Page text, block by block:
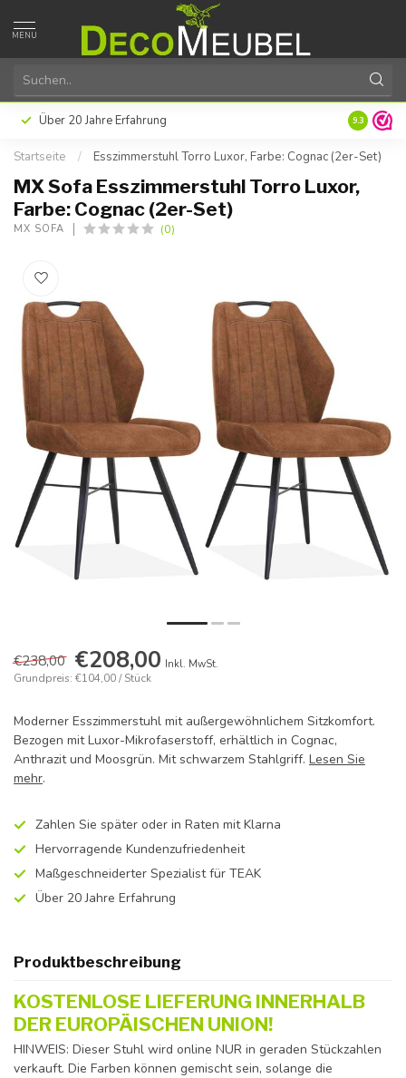
MENU
Sie später oder in Raten mit Klarna Hervorragende
9.3
Startseite / Esszimmerstuhl Torro Luxor, Farbe: Cognac (2er-Set)
MX Sofa Esszimmerstuhl Torro Luxor,
Farbe: Cognac (2er-Set)
MX SOFA (0)
€238,00 €208,00 Inkl. MwSt.
Grundpreis: €104,00 / Stück
Moderner Esszimmerstuhl mit außergewöhnlichem Sitzkomfort.
Bezogen mit Luxor-Mikrofaserstoff, erhältlich in Cognac,
Anthrazit und Moosgrün. Mit schwarzem Stahlgriff. Lesen Sie
mehr.
Zahlen Sie später oder in Raten mit Klarna
Hervorragende Kundenzufriedenheit
Maßgeschneiderter Spezialist für TEAK
Über 20 Jahre Erfahrung
Produktbeschreibung
KOSTENLOSE LIEFERUNG INNERHALB
DER EUROPÄISCHEN UNION!
HINWEIS: Dieser Stuhl wird online NUR in geraden Stückzahlen
verkauft. Die Farben können gemischt sein, solange die